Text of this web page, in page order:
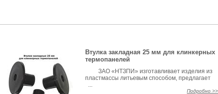
Втулка закладная 25 мм для клинкерных
термопанелей
ЗАО «НТЗПИ» изготавливает изделия из
пластмассы литьевым способом, предлагает
...
Подробно >>